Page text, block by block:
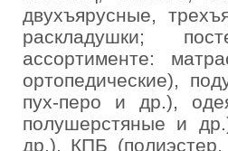
двухъярусные,
раскладушки;
ассортименте:
ортопедические),
пух-перо и др.),
полушерстяные и
др.), КПБ